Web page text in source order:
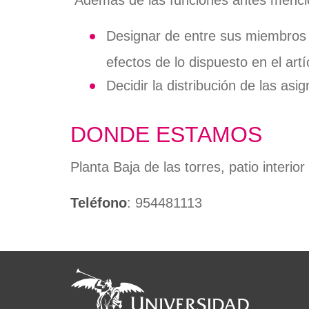
Designar de entre sus
efectos de lo dispuesto en el
Decidir la distribución de las
DONDE ESTAMOS
Planta Baja de las torres, patio
Teléfono: 954481113